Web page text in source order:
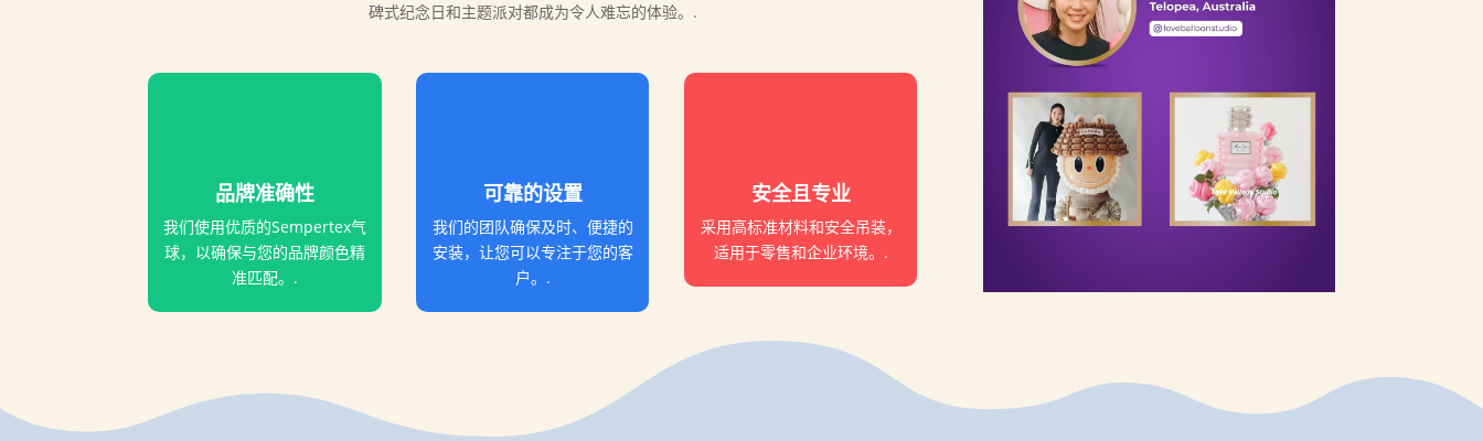
碑式纪念日和主题派对都成为令人难忘的体验。.
品牌准确性
我们使用优质的Sempertex气
球，以确保与您的品牌颜色精
准匹配。.
可靠的设置
我们的团队确保及时、便捷的
安装，让您可以专注于您的客
户。.
安全且专业
采用高标准材料和安全吊装，
适用于零售和企业环境。.